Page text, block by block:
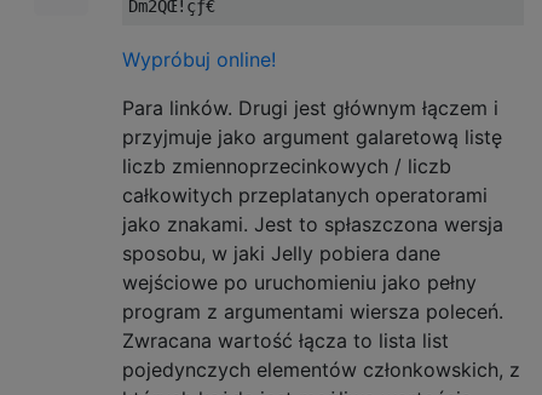
Wypróbuj online!
Para linków. Drugi jest głównym łączem i
przyjmuje jako argument galaretową listę
liczb zmiennoprzecinkowych / liczb
całkowitych przeplatanych operatorami
jako znakami. Jest to spłaszczona wersja
sposobu, w jaki Jelly pobiera dane
wejściowe po uruchomieniu jako pełny
program z argumentami wiersza poleceń.
Zwracana wartość łącza to lista list
pojedynczych elementów członkowskich, z